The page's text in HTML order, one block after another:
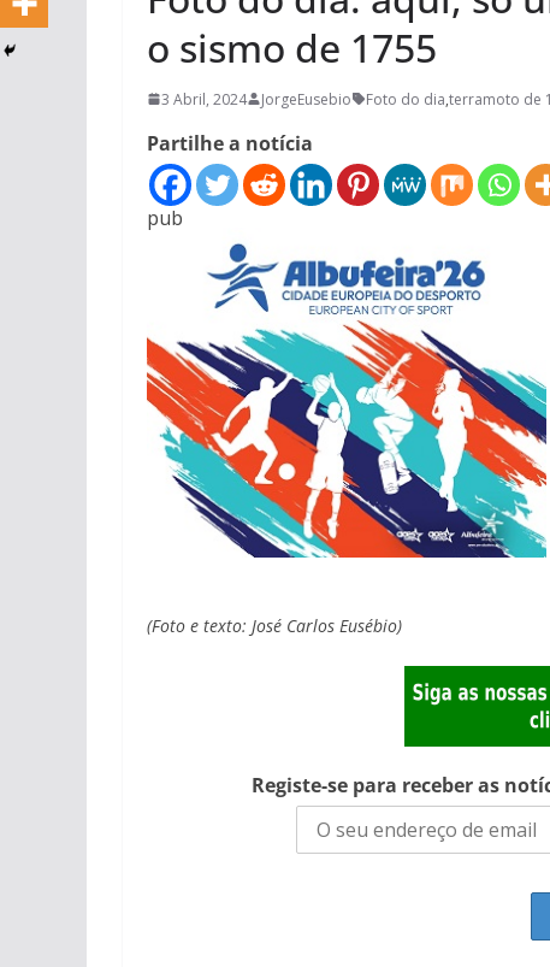
o sismo de 1755
3 Abril, 2024 JorgeEusebio Foto do dia,terramoto de
Partilhe a notícia
pub
(Foto e texto: José Carlos Eusébio)
Registe-se para receber as